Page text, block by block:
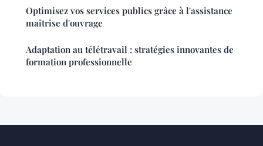
Optimisez vos services publics grâce à l'assistance
maîtrise d'ouvrage
Adaptation au télétravail : stratégies innovantes de
formation professionnelle